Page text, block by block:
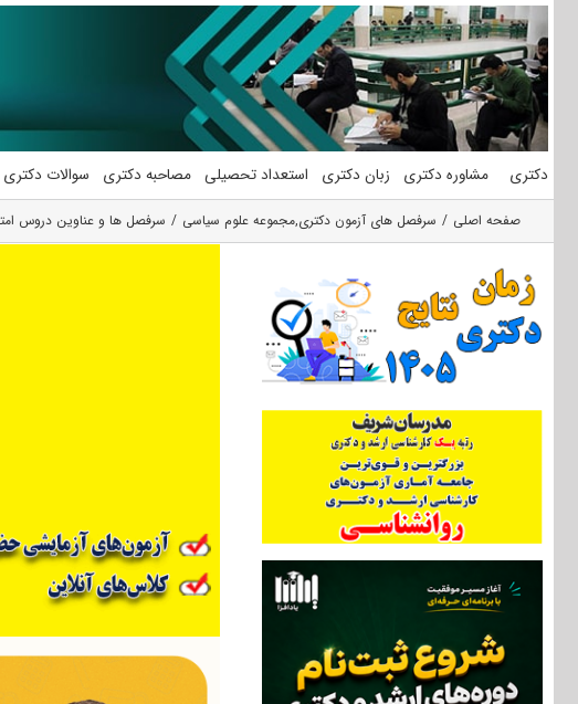
محتوا
دکتری مشاوره دکتری زبان دکتری استعداد تحصیلی مصاحبه دکتری سوالات دکتری
صفحه اصلی سرفصل های آزمون دکتری,مجموعه علوم سیاسی سرفصل ها و عناوین دروس